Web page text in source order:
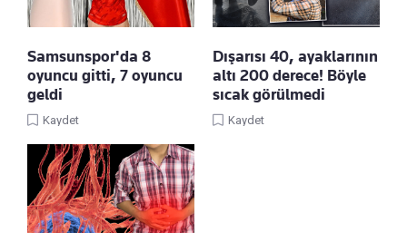
Samsunspor'da 8
oyuncu gitti, 7 oyuncu
geldi
Kaydet
Dışarısı 40, ayaklarının
altı 200 derece! Böyle
sıcak görülmedi
Kaydet